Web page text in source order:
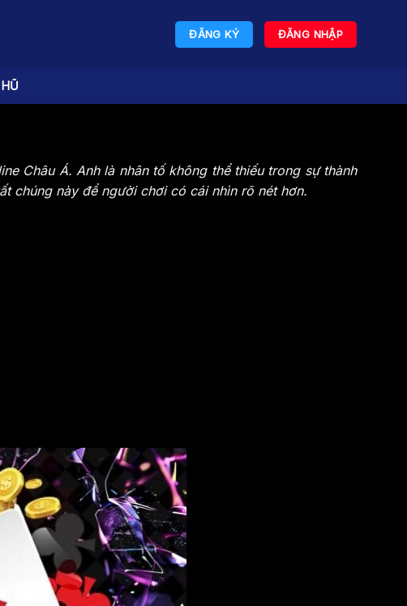
ĐĂNG KÝ ĐĂNG NHẬP
Châu Á. Anh là nhân tố không thể thiếu trong sự thành
chúng này để người chơi có cái nhìn rõ nét hơn.